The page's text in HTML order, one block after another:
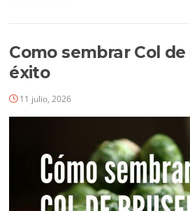
Como sembrar Col
éxito
11 julio, 2026